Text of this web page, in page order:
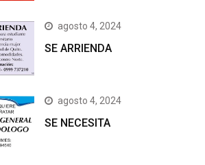
agosto 4, 2024
SE ARRIENDA
agosto 4, 2024
SE NECESITA